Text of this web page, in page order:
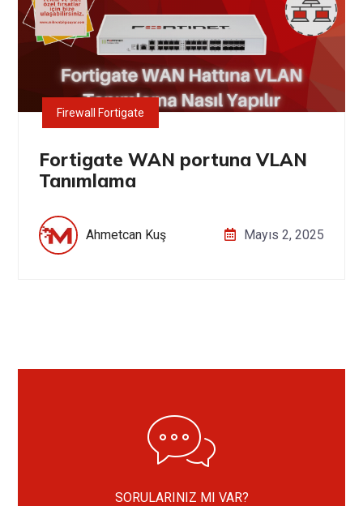
Firewall Fortigate
Fortigate WAN portuna VLAN
Tanımlama
Ahmetcan Kuş Mayıs 2, 2025
SORULARINIZ MI VAR?